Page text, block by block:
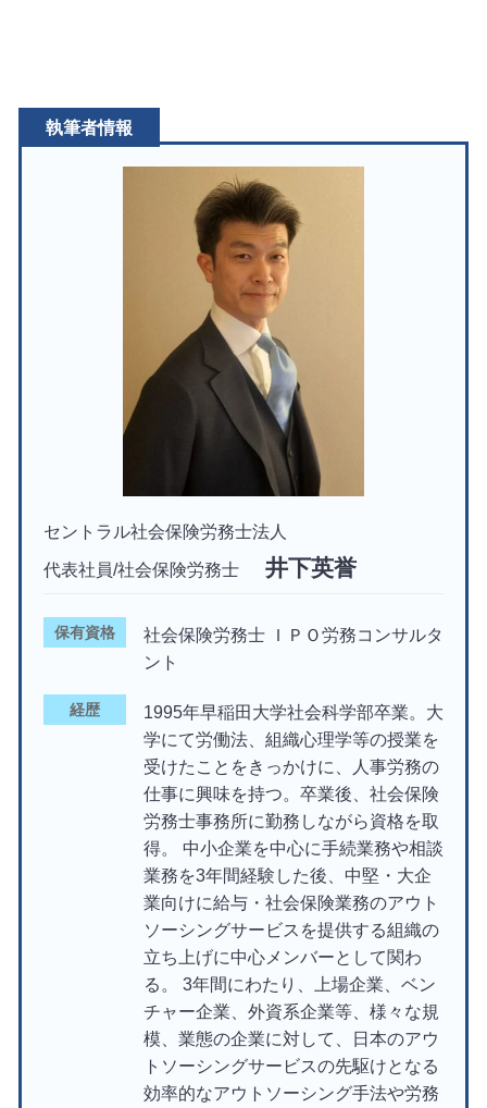
執筆者情報
セントラル社会保険労務士法人
代表社員/社会保険労務士
井下英誉
保有資格
社会保険労務士 ＩＰＯ労務コンサルタ
ント
経歴
1995年早稲田大学社会科学部卒業。大
学にて労働法、組織心理学等の授業を
受けたことをきっかけに、人事労務の
仕事に興味を持つ。卒業後、社会保険
労務士事務所に勤務しながら資格を取
得。 中小企業を中心に手続業務や相談
業務を3年間経験した後、中堅・大企
業向けに給与・社会保険業務のアウト
ソーシングサービスを提供する組織の
立ち上げに中心メンバーとして関わ
る。 3年間にわたり、上場企業、ベン
チャー企業、外資系企業等、様々な規
模、業態の企業に対して、日本のアウ
トソーシングサービスの先駆けとなる
効率的なアウトソーシング手法や労務